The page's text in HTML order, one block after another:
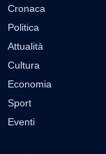
Cronaca
Politica
Attualità
Cultura
Economia
Sport
Eventi